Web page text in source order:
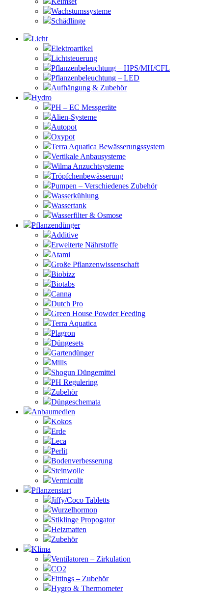
Wachstumssysteme
Schädlinge
Licht
Elektroartikel
Lichtsteuerung
Pflanzenbeleuchtung – HPS/MH/CFL
Pflanzenbeleuchtung – LED
Aufhängung & Zubehör
Hydro
PH – EC Messgeräte
Alien-Systeme
Autopot
Oxypot
Terra Aquatica Bewässerungssystem
Vertikale Anbausysteme
Wilma Anzuchtsysteme
Tröpfchenbewässerung
Pumpen – Verschiedenes Zubehör
Wasserkühlung
Wassertank
Wasserfilter & Osmose
Pflanzendünger
Additive
Erweiterte Nährstoffe
Atami
Große Pflanzenwissenschaft
Biobizz
Biotabs
Canna
Dutch Pro
Green House Powder Feeding
Terra Aquatica
Plagron
Düngesets
Gartendünger
Mills
Shogun Düngemittel
PH Regulering
Zubehör
Düngeschemata
Anbaumedien
Kokos
Erde
Leca
Perlit
Bodenverbesserung
Steinwolle
Vermiculit
Pflanzenstart
Jiffy/Coco Tabletts
Wurzelhormon
Stiklinge Propogator
Heizmatten
Zubehör
Klima
Ventilatoren – Zirkulation
CO2
Fittings – Zubehör
Hygro & Thermometer